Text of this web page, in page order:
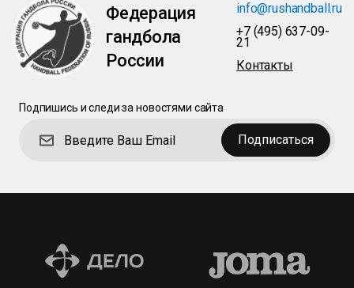
Федерация
гандбола
России
info@rushandball.ru
+7 (495) 637-09-
21
Контакты
Подпишись и следи за новостями сайта
Подписаться